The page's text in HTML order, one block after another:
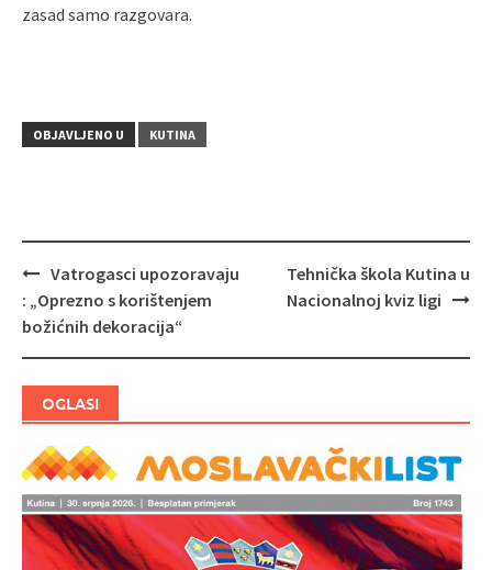
zasad samo razgovara.
OBJAVLJENO U KUTINA
Navigacija
objava
Vatrogasci upozoravaju
: „Oprezno s korištenjem
božićnih dekoracija“
Tehnička škola Kutina u
Nacionalnoj kviz ligi
OGLASI